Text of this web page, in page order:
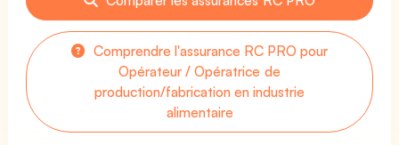
Comprendre l'assurance RC PRO pour
Opérateur / Opératrice de
production/fabrication en industrie
alimentaire